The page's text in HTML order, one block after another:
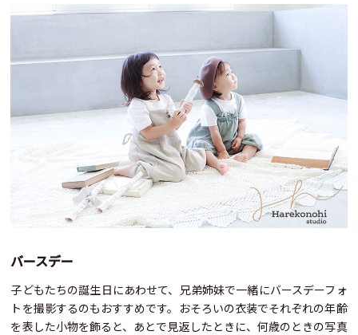
バースデー
子どもたちの誕生日にあわせて、兄弟姉妹で一緒にバースデーフォ
トを撮影するのもおすすめです。おそろいの衣装でそれぞれの年齢
を表した小物を飾ると、あとで見返したときに、何歳のときの写真